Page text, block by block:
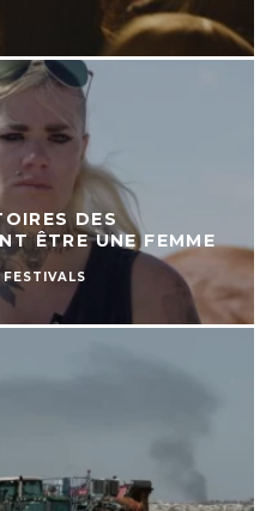
DES
ÊTRE UNE FEMME
FESTIVALS